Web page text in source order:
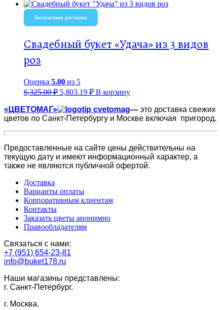
Бесплатная доставка
Свадебный букет «Удача» из 3 видов
роз
Оценка 5.00 из 5
6,325.00₽ 5,803.19 ₽ В корзину
«ЦВЕТОМАГ» — это доставка свежих
цветов по Санкт-Петербургу и Москве включая пригород.
Предоставленные на сайте цены действительны на
текущую дату и имеют информационный характер, а
также не являются публичной офертой.
Доставка
Варианты оплаты
Корпоративным клиентам
Контакты
Заказать цветы анонимно
Правообладателям
Связаться с нами:
+7 (951) 654-23-81
info@buket178.ru
Наши магазины представлены:
г. Санкт-Петербург.
г. Москва.